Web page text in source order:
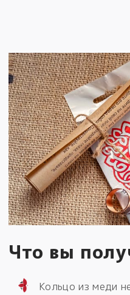
Что вы
Кольцо из меди